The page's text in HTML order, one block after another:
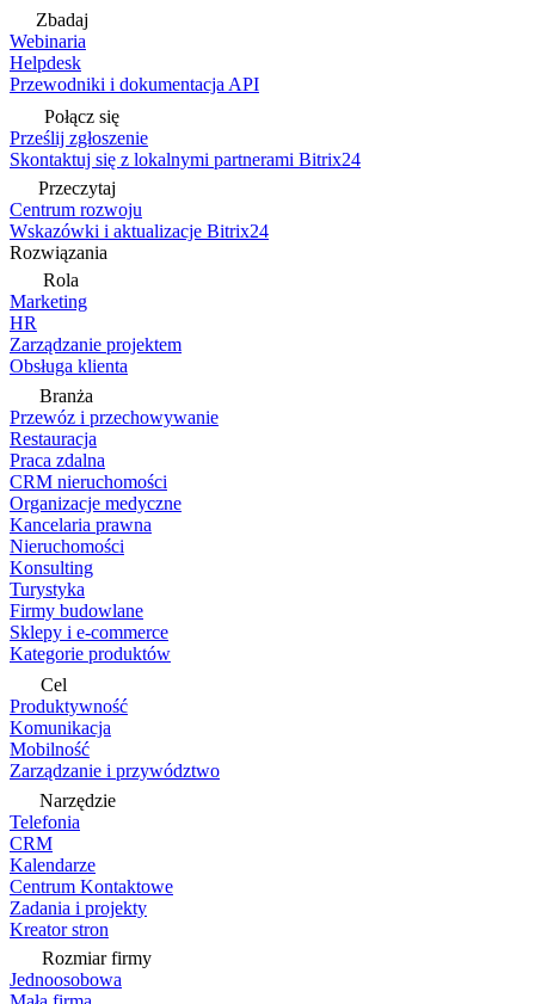
Zbadaj
Webinaria
Helpdesk
Przewodniki i dokumentacja API
Połącz się
Prześlij zgłoszenie
Skontaktuj się z lokalnymi partnerami Bitrix24
Przeczytaj
Centrum rozwoju
Wskazówki i aktualizacje Bitrix24
Rozwiązania
Rola
Marketing
HR
Zarządzanie projektem
Obsługa klienta
Branża
Przewóz i przechowywanie
Restauracja
Praca zdalna
CRM nieruchomości
Organizacje medyczne
Kancelaria prawna
Nieruchomości
Konsulting
Turystyka
Firmy budowlane
Sklepy i e-commerce
Kategorie produktów
Cel
Produktywność
Komunikacja
Mobilność
Zarządzanie i przywództwo
Narzędzie
Telefonia
CRM
Kalendarze
Centrum Kontaktowe
Zadania i projekty
Kreator stron
Rozmiar firmy
Jednoosobowa